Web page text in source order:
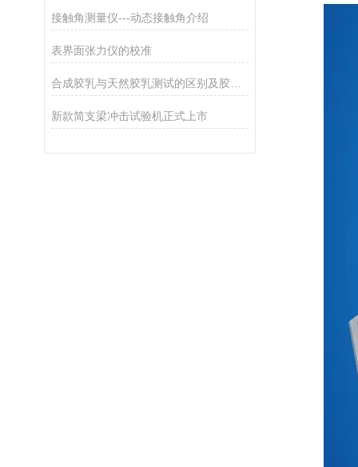
接触角测量仪---动态接触角介绍
表界面张力仪的校准
合成胶乳与天然胶乳测试的区别及胶乳机械稳定性测定仪选型
新款简支梁冲击试验机正式上市